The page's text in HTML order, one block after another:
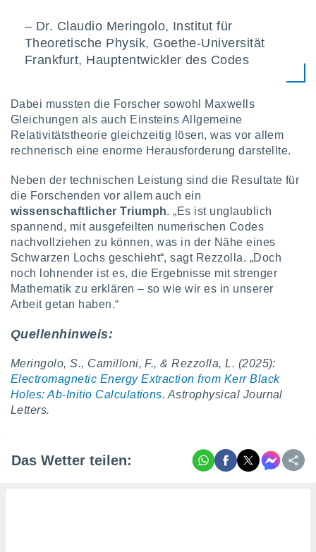
– Dr. Claudio Meringolo, Institut für
Theoretische Physik, Goethe-Universität
Frankfurt, Hauptentwickler des Codes
Dabei mussten die Forscher sowohl Maxwells
Gleichungen als auch Einsteins Allgemeine
Relativitätstheorie gleichzeitig lösen, was vor allem
rechnerisch eine enorme Herausforderung darstellte.
Neben der technischen Leistung sind die Resultate für
die Forschenden vor allem auch ein
wissenschaftlicher Triumph. „Es ist unglaublich
spannend, mit ausgefeilten numerischen Codes
nachvollziehen zu können, was in der Nähe eines
Schwarzen Lochs geschieht“, sagt Rezzolla. „Doch
noch lohnender ist es, die Ergebnisse mit strenger
Mathematik zu erklären – so wie wir es in unserer
Arbeit getan haben.“
Quellenhinweis:
Meringolo, S., Camilloni, F., & Rezzolla, L. (2025):
Electromagnetic Energy Extraction from Kerr Black
Holes: Ab-Initio Calculations. Astrophysical Journal
Letters.
Das Wetter teilen: